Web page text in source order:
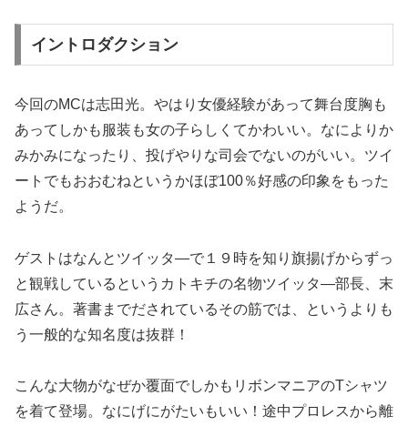
イントロダクション
今回のMCは志田光。やはり女優経験があって舞台度胸も
あってしかも服装も女の子らしくてかわいい。なによりか
みかみになったり、投げやりな司会でないのがいい。ツイ
ートでもおおむねというかほぼ100％好感の印象をもった
ようだ。
ゲストはなんとツイッタ―で１９時を知り旗揚げからずっ
と観戦しているというカトキチの名物ツイッタ―部長、末
広さん。著書までだされているその筋では、というよりも
う一般的な知名度は抜群！
こんな大物がなぜか覆面でしかもリボンマニアのTシャツ
を着て登場。なにげにがたいもいい！途中プロレスから離